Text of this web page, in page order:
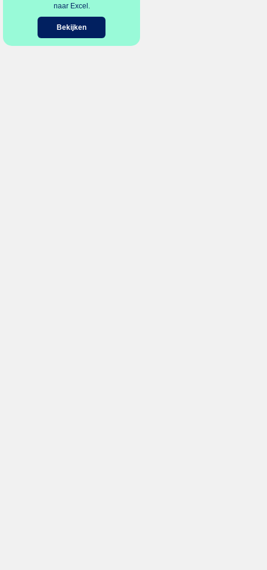
naar Excel.
Bekijken